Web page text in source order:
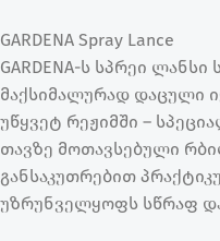
GARDENA Spray Lance
GARDENA-ს სპრეი
მაქსიმალურად დაცული
უწყვეტ რეჟიმში –
თავზე მოთავსებული
განსაკუთრებით
უზრუნველყოფს სწრაფ